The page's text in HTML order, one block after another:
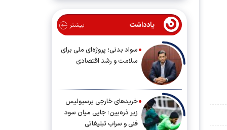
یادداشت بیشتر
سواد بدنی؛ پروژه‌ای ملی برای
سلامت و رشد اقتصادی
خریدهای خارجی پرسپولیس
زیر ذره‌بین؛ جایی میان سود
فنی و سراب تبلیغاتی